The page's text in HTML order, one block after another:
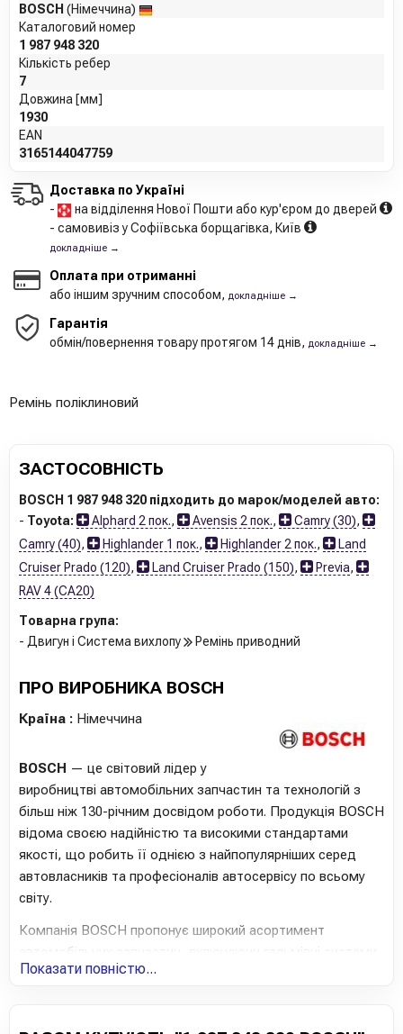
BOSCH (Німеччина)
Каталоговий номер
1 987 948 320
Кількість ребер
7
Довжина [мм]
1930
EAN
3165144047759
Доставка по Україні
-
на відділення Нової Пошти або кур'єром до дверей
- самовивіз у Софіївська борщагівка, Київ
докладніше →
Оплата при отриманні
або іншим зручним способом, докладніше →
Гарантія
обмін/повернення товару протягом 14 днів, докладніше →
Ремінь поліклиновий
ЗАСТОСОВНІСТЬ
BOSCH 1 987 948 320 підходить до марок/моделей авто:
- Toyota: Alphard 2 пок., Avensis 2 пок., Camry (30),
Camry (40), Highlander 1 пок., Highlander 2 пок.,
Land
Cruiser Prado (120), Land Cruiser Prado (150), Previa,
RAV 4 (CA20)
Товарна група:
- Двигун і Система вихлопу
Ремінь приводний
ПРО ВИРОБНИКА BOSCH
Країна : Німеччина
BOSCH — це світовий лідер у
виробництві автомобільних запчастин та технологій з
більш ніж 130-річним досвідом роботи. Продукція BOSCH
відома своєю надійністю та високими стандартами
якості, що робить її однією з найпопулярніших серед
автовласників та професіоналів автосервісу по всьому
світу.
Компанія BOSCH пропонує широкий асортимент
автомобільних запчастин, включаючи гальмівні системи,
фільтри, акумулятори, свічки запалювання та інші
Показати повністю...